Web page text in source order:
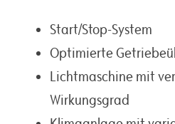
Start/Stop-System
Optimierte
Lichtmaschine mit
Wirkungsgrad